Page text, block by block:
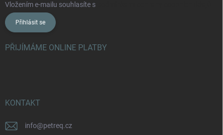
Vložením e-mailu souhlasíte s
Přihlásit se
PŘIJÍMÁME ONLINE PLATBY
KONTAKT
info@petreq.cz